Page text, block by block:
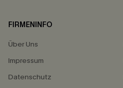
FIRMENINFO
Über Uns
Impressum
Datenschutz